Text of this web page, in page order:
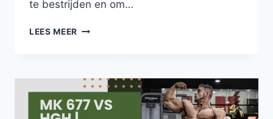
te bestrijden en om…
LEES MEER VEROORZAAKT
VIA
HET
IGF-